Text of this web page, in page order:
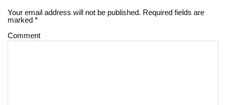
Your email address will not be published. Required fields are
marked*
Comment